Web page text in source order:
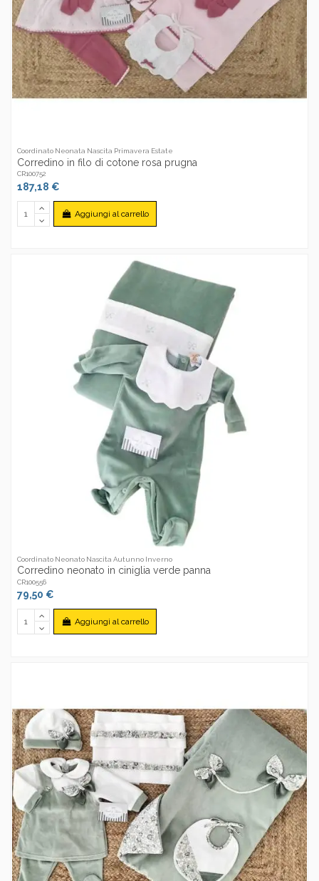
Coordinato Neonata Nascita Primavera Estate
Corredino in filo di cotone rosa prugna
CR100752
187,18 €
Aggiungi al carrello
Coordinato Neonato Nascita Autunno Inverno
Corredino neonato in ciniglia verde panna
CR100556
79,50 €
Aggiungi al carrello